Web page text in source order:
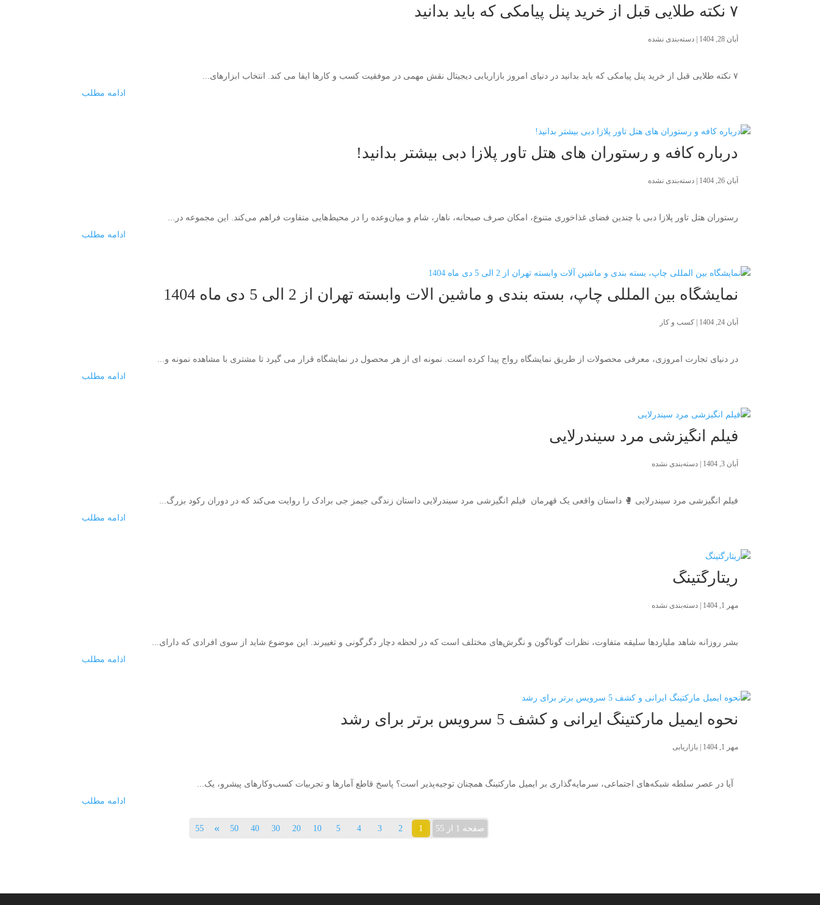
۷ نکته طلایی قبل از خرید پنل پیامکی که باید بدانید
آبان 28, 1404 |دسته‌بندی نشده
۷ نکته طلایی قبل از خرید پنل پیامکی که باید بدانید در دنیای امروز بازاریابی دیجیتال نقش مهمی در موفقیت کسب و کارها ایفا می کند. انتخاب ابزارهای...
ادامه مطلب
درباره کافه و رستوران های هتل تاور پلازا دبی بیشتر بدانید!
آبان 26, 1404 |دسته‌بندی نشده
رستوران هتل تاور پلازا دبی با چندین فضای غذاخوری متنوع، امکان صرف صبحانه، ناهار، شام و میان‌وعده را در محیط‌هایی متفاوت فراهم می‌کند. این مجموعه در...
ادامه مطلب
نمایشگاه بین المللی چاپ، بسته بندی و ماشین آلات وابسته تهران از 2 الی 5 دی ماه 1404
آبان 24, 1404 |کسب و کار
در دنیای تجارت امروزی، معرفی محصولات از طریق نمایشگاه رواج پیدا کرده است. نمونه ای از هر محصول در نمایشگاه قرار می گیرد تا مشتری با مشاهده نمونه و...
ادامه مطلب
فیلم انگیزشی مرد سیندرلایی
آبان 3, 1404 |دسته‌بندی نشده
فیلم انگیزشی مرد سیندرلایی 🥊 داستان واقعی یک قهرمان فیلم انگیزشی مرد سیندرلایی داستان زندگی جیمز جی برادک را روایت می‌کند که در دوران رکود بزرگ...
ادامه مطلب
ریتارگتینگ
مهر 1, 1404 |دسته‌بندی نشده
بشر روزانه شاهد ملیاردها سلیقه متفاوت، نظرات گوناگون و نگرش‌های مختلف است كه در لحظه دچار دگرگونی و تغییرند. این موضوع شاید از سوی افرادی كه دارای...
ادامه مطلب
نحوه ایمیل مارکتینگ ایرانی و کشف 5 سرویس برتر برای رشد
مهر 1, 1404 |بازاریابی
آیا در عصر سلطه شبکه‌های اجتماعی، سرمایه‌گذاری بر ایمیل مارکتینگ همچنان توجیه‌پذیر است؟ پاسخ قاطع آمارها و تجربیات کسب‌وکارهای پیشرو، یک...
ادامه مطلب
صفحه 1 از 55 1
2
3
4
5
10
20
30
40
50
»
55